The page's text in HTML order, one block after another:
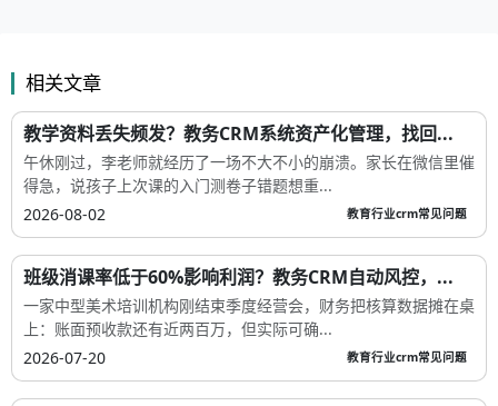
相关文章
教学资料丢失频发？教务CRM系统资产化管理，找回...
午休刚过，李老师就经历了一场不大不小的崩溃。家长在微信里催
得急，说孩子上次课的入门测卷子错题想重...
2026-08-02
教育行业crm常见问题
班级消课率低于60%影响利润？教务CRM自动风控，...
一家中型美术培训机构刚结束季度经营会，财务把核算数据摊在桌
上：账面预收款还有近两百万，但实际可确...
2026-07-20
教育行业crm常见问题